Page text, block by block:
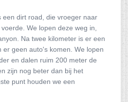
een dirt road, die vroeger naar
We lopen deze weg in,
Na twee kilometer is er een
er geen auto's komen. We lopen
en dalen ruim 200 meter de
zijn nog beter dan bij het
punt houden we een